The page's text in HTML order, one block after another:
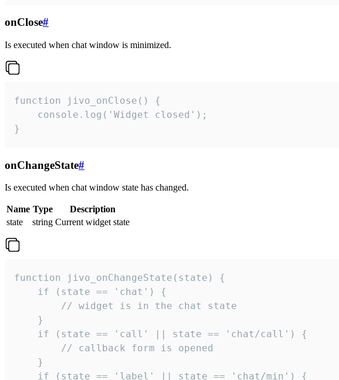
onClose#
Is executed when chat window is minimized.
function jivo_onClose() {
    console.log('Widget closed');
}
onChangeState#
Is executed when chat window state has changed.
Name Type
Description
state
string Current widget state
function jivo_onChangeState(state) {
    if (state == 'chat') {
        // widget is in the chat state
    }
    if (state == 'call' || state == 'chat/call') {
        // callback form is opened
    }
    if (state == 'label' || state == 'chat/min') {